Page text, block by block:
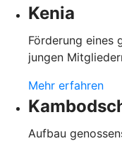
Kenia
Förderung eines
jungen
Mehr erfahren
Aufbau